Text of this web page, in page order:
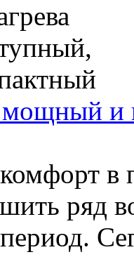
и
комфорт
ряд